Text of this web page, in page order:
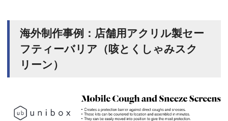
海外制作事例：店舗用アクリル製セー
フティーバリア（咳とくしゃみスク
リーン）